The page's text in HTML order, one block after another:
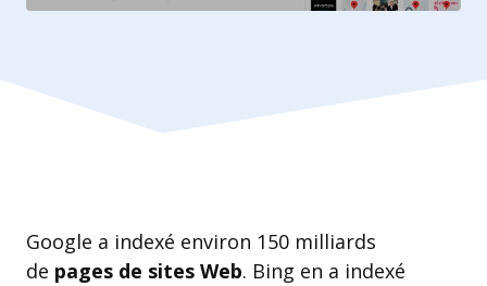
Google a indexé environ 150 milliards
de pages de sites Web. Bing en a indexé